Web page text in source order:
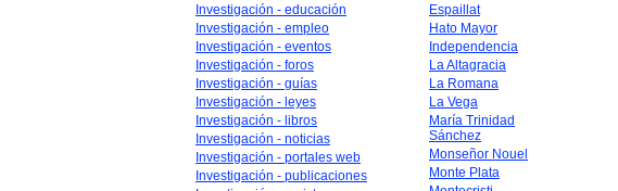
Investigación - educación
Investigación - empleo
Investigación - eventos
Investigación - foros
Investigación - guías
Investigación - leyes
Investigación - libros
Investigación - noticias
Investigación - portales web
Investigación - publicaciones
Espaillat
Hato Mayor
Independencia
La Altagracia
La Romana
La Vega
María Trinidad
Sánchez
Monseñor Nouel
Monte Plata